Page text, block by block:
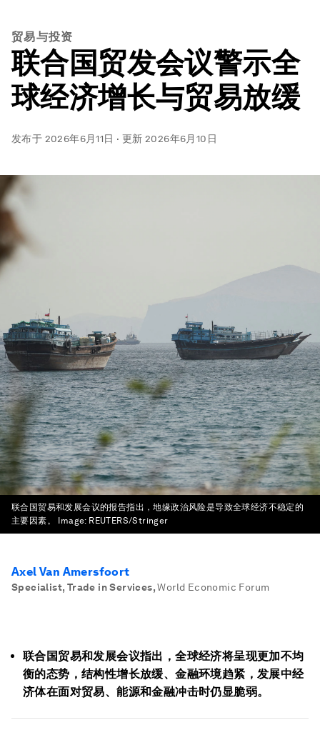
贸易与投资
联合国贸发会议警示全
球经济增长与贸易放缓
发布于 2026年6月11日 · 更新2026年6月10日
联合国贸易和发展会议的报告指出，地缘政治风险是导致全球经济不稳定的
主要因素。
Image: REUTERS/Stringer
Axel Van Amersfoort
Specialist, Trade in Services, World Economic Forum
联合国贸易和发展会议指出，全球经济将呈现更加不均
衡的态势，结构性增长放缓、金融环境趋紧，发展中经
济体在面对贸易、能源和金融冲击时仍显脆弱。